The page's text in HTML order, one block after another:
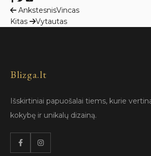
Navigacija
tarp
AnkstesnisVincas
Kitas
Vytautas
Blizga.lt
Išskirtiniai papuošalai tiems, kurie
kokybę ir unikalų dizainą.